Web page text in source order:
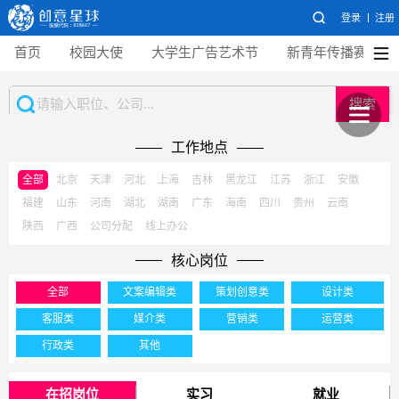
登录 注册
首页 校园大使 大学生广告艺术节 新青年传播赛
搜索
工作地点
全部 北京 天津 河北 上海 吉林 黑龙江 江苏 浙江
安徽
福建
山东 河南 湖北 湖南 广东 海南 四川 贵州
云南
陕西
广西 公司分配 线上办公
核心岗位
全部 文案编辑类 策划创意类 设计类
客服类 媒介类 营销类 运营类
行政类 其他
在招岗位 实习 就业